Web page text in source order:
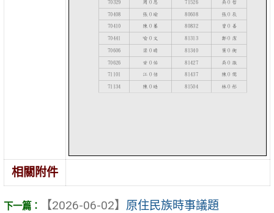
相關附件
【2026-06-02】 原住民族時事議題